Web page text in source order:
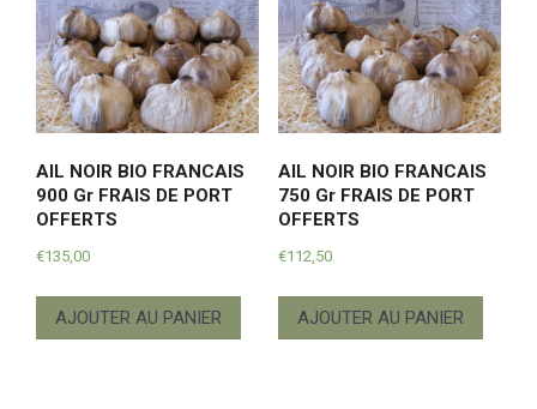
AIL NOIR BIO FRANCAIS
900 Gr FRAIS DE PORT
OFFERTS
€135,00
AJOUTER AU PANIER
AIL NOIR BIO FRANCAIS
750 Gr FRAIS DE PORT
OFFERTS
€112,50
AJOUTER AU PANIER